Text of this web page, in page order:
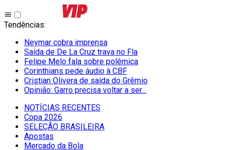
Tendências:
Neymar cobra imprensa
Saída de De La Cruz trava no Fla
Felipe Melo fala sobre polêmica
Corinthians pede áudio à CBF
Cristian Olivera de saída do Grêmio
Opinião: Garro precisa voltar a ser...
NOTÍCIAS RECENTES
Copa 2026
SELEÇÃO BRASILEIRA
Apostas
Mercado da Bola